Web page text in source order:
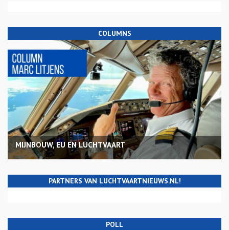
COLUMNS
MIJNBOUW, EU EN LUCHTVAART
PARTNERS VAN LUCHTVAARTNIEUWS.NL!
POLL